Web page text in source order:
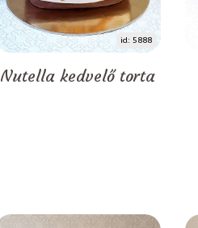
id: 5888
Nutella kedvelő torta